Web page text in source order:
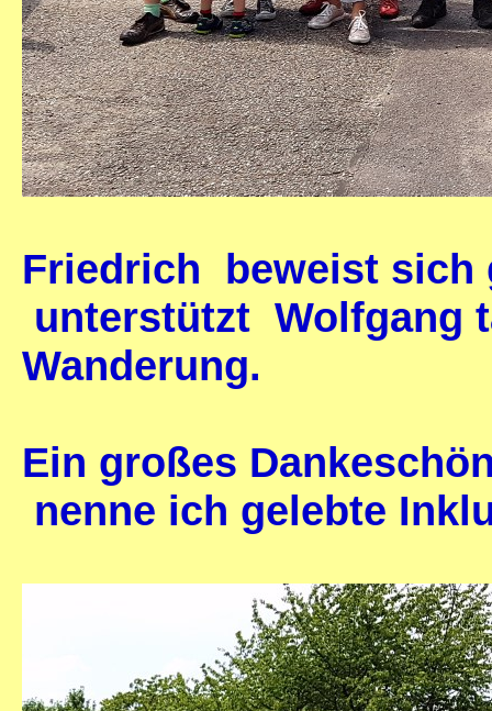
Friedrich beweist sich
unterstützt Wolfgang
Wanderung.
Ein großes
nenne ich gelebte